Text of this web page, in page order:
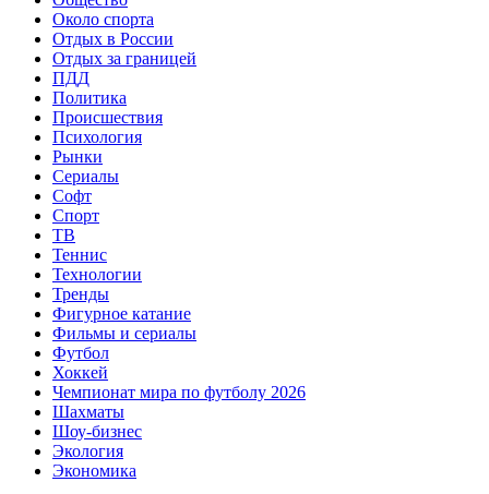
Около спорта
Отдых в России
Отдых за границей
ПДД
Политика
Происшествия
Психология
Рынки
Сериалы
Софт
Спорт
ТВ
Теннис
Технологии
Тренды
Фигурное катание
Фильмы и сериалы
Футбол
Хоккей
Чемпионат мира по футболу 2026
Шахматы
Шоу-бизнес
Экология
Экономика